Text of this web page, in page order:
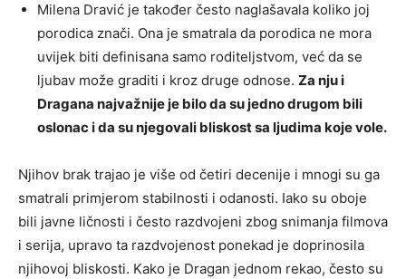
Milena Dravić je također često naglašavala koliko joj
porodica znači. Ona je smatrala da porodica ne mora
uvijek biti definisana samo roditeljstvom, već da se
ljubav može graditi i kroz druge odnose. Za nju i
Dragana najvažnije je bilo da su jedno drugom bili
oslonac i da su njegovali bliskost sa ljudima koje vole.
Njihov brak trajao je više od četiri decenije i mnogi su ga
smatrali primjerom stabilnosti i odanosti. Iako su oboje
bili javne ličnosti i često razdvojeni zbog snimanja filmova
i serija, upravo ta razdvojenost ponekad je doprinosila
njihovoj bliskosti. Kako je Dragan jednom rekao, često su